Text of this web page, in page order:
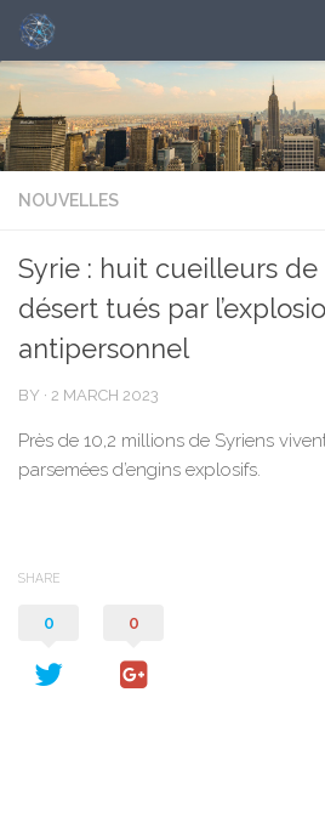
NOUVELLES
Syrie : huit cueilleurs
désert tués par
antipersonnel
BY · 2 MARCH 2023
Près de 10,2 millions de Syriens
parsemées d’engins explosifs.
SHARE
0 0